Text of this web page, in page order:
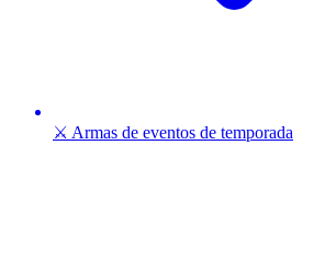
⚔️ Armas de eventos de temporada